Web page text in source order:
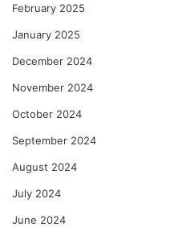
February 2025
January 2025
December 2024
November 2024
October 2024
September 2024
August 2024
July 2024
June 2024